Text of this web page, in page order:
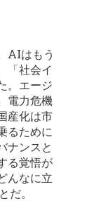
AIはもう
「社会イ
。エージ
電力危機
産化は市
るために
ナンスと
る覚悟が
んなに立
だ。